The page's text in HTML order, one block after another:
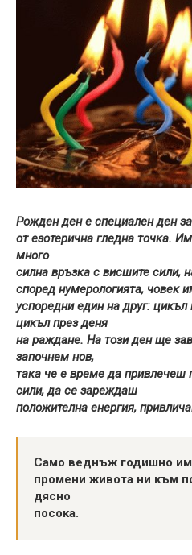
Рожден ден е специален ден
от езотерична гледна точка.
много
силна връзка с висшите сили,
според нумерологията, човек
успоредни един на друг: цикъл
цикъл през деня
на раждане. На този ден ще
започнем нов,
така че е време да привлечеш
сили, да се зареждаш
положителна енергия,
Само веднъж годишно
промени живота ни към
дясно
посока.